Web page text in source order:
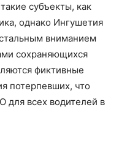
субъекты, как
однако Ингушетия
вниманием
сохраняющихся
фиктивные
потерпевших, что
для всех водителей в